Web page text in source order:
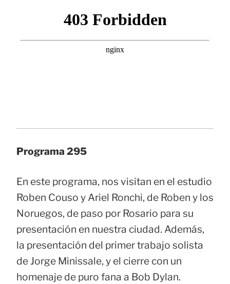
Programa 295
En este programa, nos visitan en el estudio
Roben Couso y Ariel Ronchi, de Roben y los
Noruegos, de paso por Rosario para su
presentación en nuestra ciudad. Además,
la presentación del primer trabajo solista
de Jorge Minissale, y el cierre con un
homenaje de puro fana a Bob Dylan.